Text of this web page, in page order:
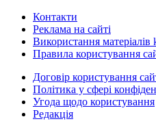
Контакти
Реклама на сайті
Використання матеріалів
Правила користування
Договір користування
Політика у сфері
Угода щодо користування
Редакція